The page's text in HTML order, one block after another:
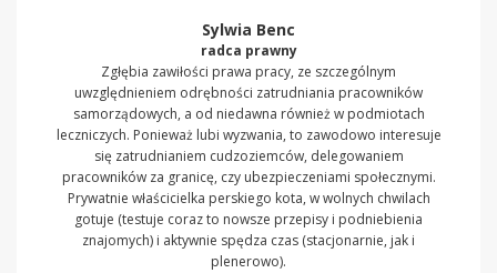
Sylwia Benc
radca prawny
Zgłębia zawiłości prawa pracy, ze szczególnym
uwzględnieniem odrębności zatrudniania pracowników
samorządowych, a od niedawna również w podmiotach
leczniczych. Ponieważ lubi wyzwania, to zawodowo interesuje
się zatrudnianiem cudzoziemców, delegowaniem
pracowników za granicę, czy ubezpieczeniami społecznymi.
Prywatnie właścicielka perskiego kota, w wolnych chwilach
gotuje (testuje coraz to nowsze przepisy i podniebienia
znajomych) i aktywnie spędza czas (stacjonarnie, jak i
plenerowo).